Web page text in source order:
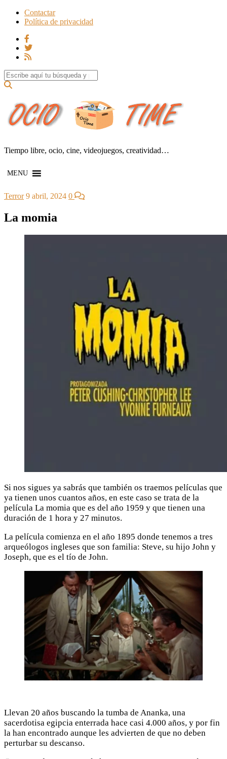
Contactar
Política de privacidad
Search for:
Tiempo libre, ocio, cine, videojuegos, creatividad…
MENU
Terror 9 abril, 2024 0
La momia
Si nos sigues ya sabrás que también os traemos películas que
ya tienen unos cuantos años, en este caso se trata de la
película La momia que es del año 1959 y que tienen una
duración de 1 hora y 27 minutos.
La película comienza en el año 1895 donde tenemos a tres
arqueólogos ingleses que son familia: Steve, su hijo John y
Joseph, que es el tío de John.
Llevan 20 años buscando la tumba de Ananka, una
sacerdotisa egipcia enterrada hace casi 4.000 años, y por fin
la han encontrado aunque les advierten de que no deben
perturbar su descanso.